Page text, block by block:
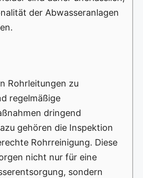
der Abwasseranlagen
Rohrleitungen zu
regelmäßige
dringend
gehören die Inspektion
Rohrreinigung. Diese
nicht nur für eine
sondern